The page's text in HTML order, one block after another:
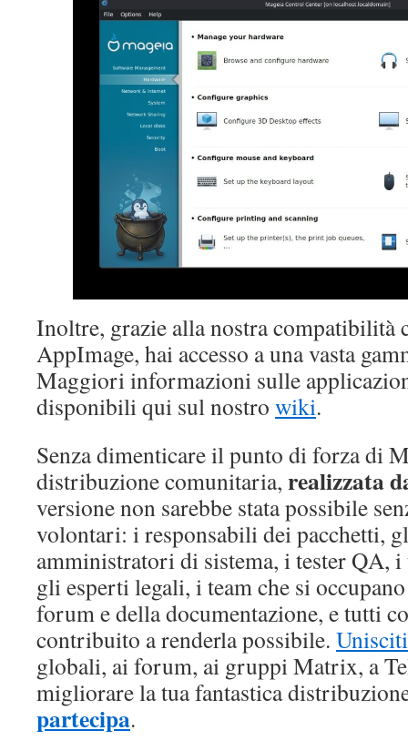
Inoltre, grazie alla nostra compatibilità
AppImage, hai accesso a una vasta
Maggiori informazioni sulle
disponibili qui sul nostro wiki.
Senza dimenticare il punto di forza di
distribuzione comunitaria, realizzata
versione non sarebbe stata possibile
volontari: i responsabili dei pacchetti,
amministratori di sistema, i tester QA,
gli esperti legali, i team che si
forum e della documentazione, e tutti
contribuito a renderla possibile. Unisciti
globali, ai forum, ai gruppi Matrix, a
migliorare la tua fantastica
partecipa.